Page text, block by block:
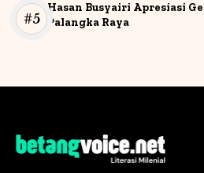
Hasan Busyairi Apresiasi
Palangka Raya